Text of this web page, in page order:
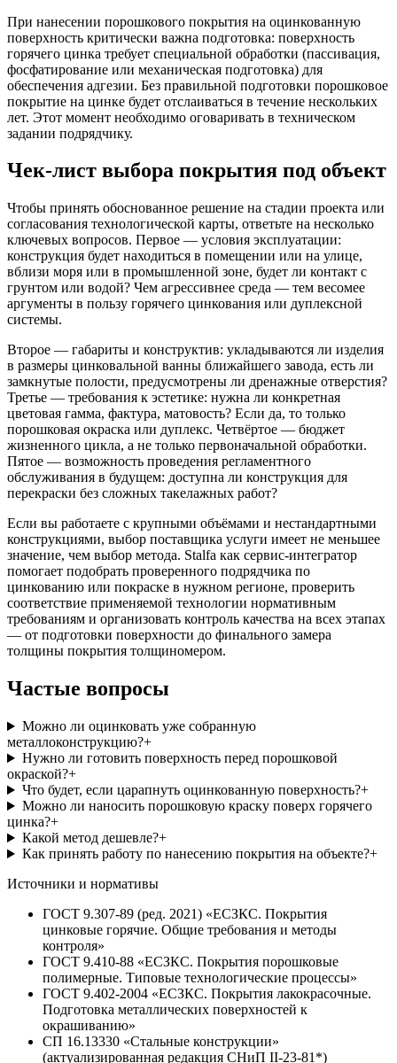
При нанесении порошкового покрытия на оцинкованную
поверхность критически важна подготовка: поверхность
горячего цинка требует специальной обработки (пассивация,
фосфатирование или механическая подготовка) для
обеспечения адгезии. Без правильной подготовки порошковое
покрытие на цинке будет отслаиваться в течение нескольких
лет. Этот момент необходимо оговаривать в техническом
задании подрядчику.
Чек-лист выбора покрытия под объект
Чтобы принять обоснованное решение на стадии проекта или
согласования технологической карты, ответьте на несколько
ключевых вопросов. Первое — условия эксплуатации:
конструкция будет находиться в помещении или на улице,
вблизи моря или в промышленной зоне, будет ли контакт с
грунтом или водой? Чем агрессивнее среда — тем весомее
аргументы в пользу горячего цинкования или дуплексной
системы.
Второе — габариты и конструктив: укладываются ли изделия
в размеры цинковальной ванны ближайшего завода, есть ли
замкнутые полости, предусмотрены ли дренажные отверстия?
Третье — требования к эстетике: нужна ли конкретная
цветовая гамма, фактура, матовость? Если да, то только
порошковая окраска или дуплекс. Четвёртое — бюджет
жизненного цикла, а не только первоначальной обработки.
Пятое — возможность проведения регламентного
обслуживания в будущем: доступна ли конструкция для
перекраски без сложных такелажных работ?
Если вы работаете с крупными объёмами и нестандартными
конструкциями, выбор поставщика услуги имеет не меньшее
значение, чем выбор метода. Stalfa как сервис-интегратор
помогает подобрать проверенного подрядчика по
цинкованию или покраске в нужном регионе, проверить
соответствие применяемой технологии нормативным
требованиям и организовать контроль качества на всех этапах
— от подготовки поверхности до финального замера
толщины покрытия толщиномером.
Частые вопросы
Можно ли оцинковать уже собранную
металлоконструкцию?+
Нужно ли готовить поверхность перед порошковой
окраской?+
Что будет, если царапнуть оцинкованную поверхность?+
Можно ли наносить порошковую краску поверх горячего
цинка?+
Какой метод дешевле?+
Как принять работу по нанесению покрытия на объекте?+
Источники и нормативы
ГОСТ 9.307-89 (ред. 2021) «ЕСЗКС. Покрытия
цинковые горячие. Общие требования и методы
контроля»
ГОСТ 9.410-88 «ЕСЗКС. Покрытия порошковые
полимерные. Типовые технологические процессы»
ГОСТ 9.402-2004 «ЕСЗКС. Покрытия лакокрасочные.
Подготовка металлических поверхностей к
окрашиванию»
СП 16.13330 «Стальные конструкции»
(актуализированная редакция СНиП II-23-81*)